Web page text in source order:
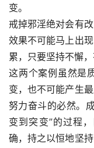
变。
戒掉邪淫绝对会有
效果不可能马上出
累，只要坚持不懈
这两个案例虽然是
变，也不可能产生
努力奋斗的必然。
变到突变”的过程
确，持之以恒地坚